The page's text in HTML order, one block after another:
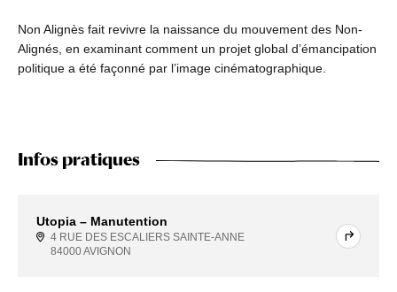
Non Alignès fait revivre la naissance du mouvement des Non-
Alignés, en examinant comment un projet global d’émancipation
politique a été façonné par l’image cinématographique.
Infos pratiques
Utopia – Manutention
4 RUE DES ESCALIERS SAINTE-ANNE
84000 AVIGNON